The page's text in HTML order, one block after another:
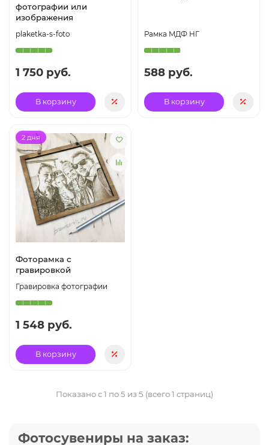
фотографии или
изображения
plaketka-s-foto
1 750 руб.
В корзину
Рамка МДФ НГ
588 руб.
В корзину
2 дня
Фоторамка с
гравировкой
Гравировка фотографии
1 548 руб.
В корзину
Показано с 1 по 5 из 5 (всего 1 страниц)
Фотосувениры на заказ: